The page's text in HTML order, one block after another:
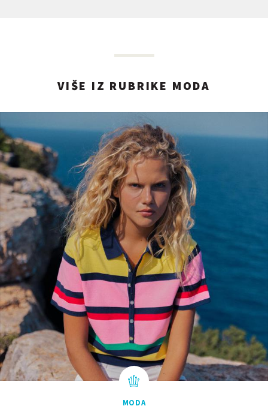
VIŠE IZ RUBRIKE MODA
MODA